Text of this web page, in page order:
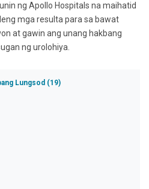
ng Apollo Hospitals na maihatid
mga resulta para sa bawat
at gawin ang unang hakbang
ng urolohiya.
Lungsod (19)